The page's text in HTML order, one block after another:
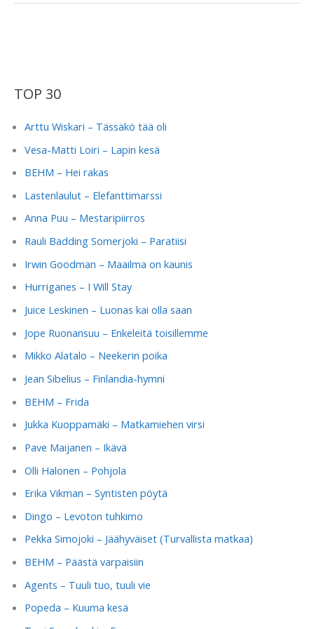
TOP 30
Arttu Wiskari – Tässäkö tää oli
Vesa-Matti Loiri – Lapin kesä
BEHM – Hei rakas
Lastenlaulut – Elefanttimarssi
Anna Puu – Mestaripiirros
Rauli Badding Somerjoki – Paratiisi
Irwin Goodman – Maailma on kaunis
Hurriganes – I Will Stay
Juice Leskinen – Luonas kai olla saan
Jope Ruonansuu – Enkeleitä toisillemme
Mikko Alatalo – Neekerin poika
Jean Sibelius – Finlandia-hymni
BEHM – Frida
Jukka Kuoppamäki – Matkamiehen virsi
Pave Maijanen – Ikävä
Olli Halonen – Pohjola
Erika Vikman – Syntisten pöytä
Dingo – Levoton tuhkimo
Pekka Simojoki – Jäähyväiset (Turvallista matkaa)
BEHM – Päästä varpaisiin
Agents – Tuuli tuo, tuuli vie
Popeda – Kuuma kesä